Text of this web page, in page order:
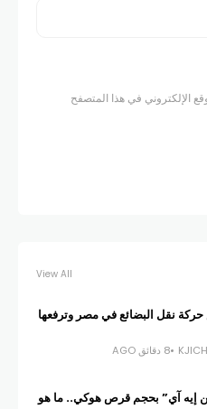
الإلكتروني في هذا المتصفح
View All
نقل البضائع في مصر وترفعها
8 دقائق AGO
إيه آي” بحجم قرص هوكي.. ما هو